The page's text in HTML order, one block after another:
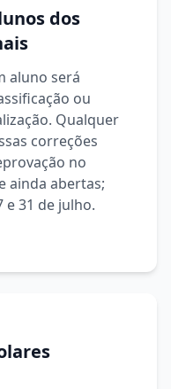
dos
aluno será
ou
Qualquer
correções
no
ainda abertas;
e 31 de julho.